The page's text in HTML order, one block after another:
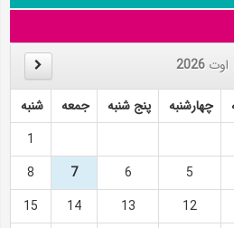
اوت 2026
چهارشنبه پنج شنبه جمعه
شنبه
1
5
6
7
8
12
13
14
15